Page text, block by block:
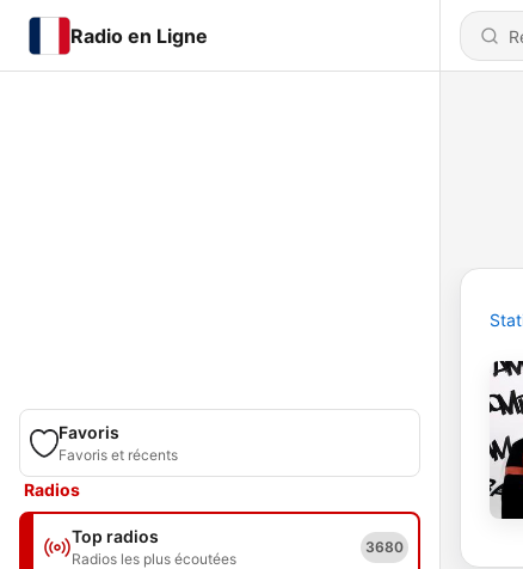
Radio en Ligne
Favoris
Favoris et récents
Radios
Top radios
Radios les plus écoutées
3680